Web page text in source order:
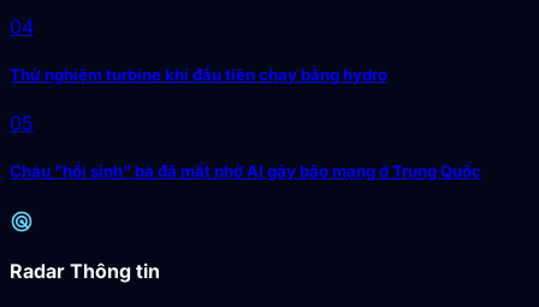
04
Thử nghiệm turbine khí đầu tiên chạy bằng hydro
05
Cháu "hồi sinh" bà đã mất nhờ AI gây bão mạng ở Trung Quốc
radar
Radar Thông tin